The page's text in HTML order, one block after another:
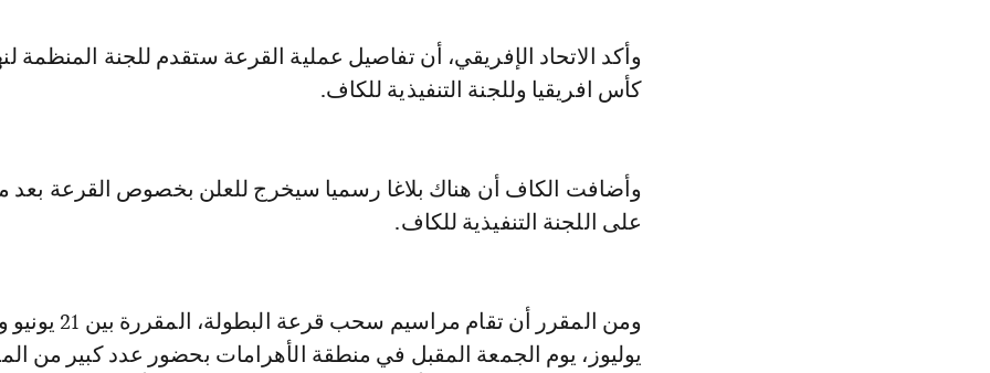
وأكد الاتحاد الإفريقي، أن تفاصيل عملية القرعة ستقدم للجنة المنظمة
كأس افريقيا وللجنة التنفيذية للكاف.
وأضافت الكاف أن هناك بلاغا رسميا سيخرج للعلن بخصوص القرعة بعد
على اللجنة التنفيذية للكاف.
يوليوز، يوم الجمعة المقبل في منطقة الأهرامات بحضور عدد كبير من